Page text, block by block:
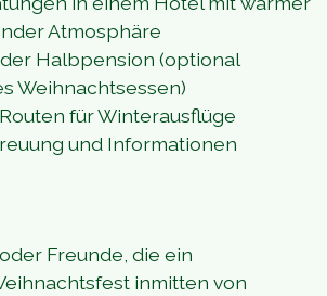
Atmosphäre
Halbpension (optional
Weihnachtsessen)
für Winterausflüge
und Informationen
Freunde, die ein
inmitten von